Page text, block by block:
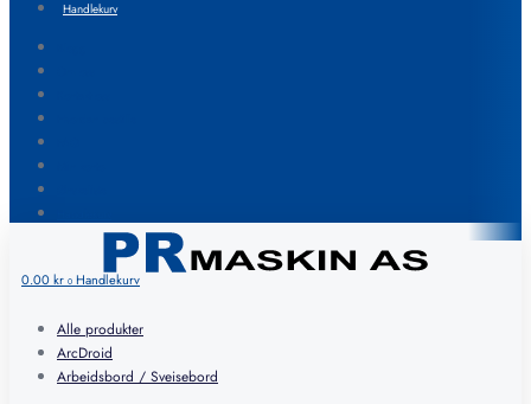
Handlekurv
0.00kr 0 Handlekurv
Alle produkter
ArcDroid
Arbeidsbord / Sveisebord